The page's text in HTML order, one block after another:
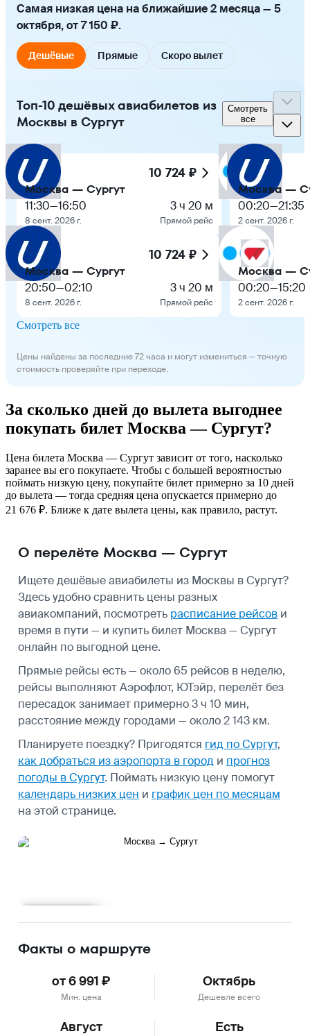
Самая низкая цена на ближайшие 2 месяца — 5
октября, от 7 150 ₽.
Дешёвые Прямые Скоро вылет
Топ-10 дешёвых авиабилетов из
Москвы в Сургут
Смотреть
все
10 724 ₽
Москва — Сургут
11:30—16:50
8 сент. 2026 г.
3 ч 20 м
Прямой рейс
10 724 ₽
Москва — Сургут
20:50—02:10
8 сент. 2026 г.
3 ч 20 м
Прямой рейс
Москва —
00:20—21:35
2 сент. 2026 г.
Москва —
00:20—15:20
2 сент. 2026 г.
Смотреть все
Цены найдены за последние 72 часа и могут измениться — точную
стоимость проверяйте при переходе.
За сколько дней до вылета выгоднее
покупать билет Москва — Сургут?
Цена билета Москва — Сургут зависит от того, насколько
заранее вы его покупаете. Чтобы с большей вероятностью
поймать низкую цену, покупайте билет примерно за 10 дней
до вылета — тогда средняя цена опускается примерно до
21 676 ₽. Ближе к дате вылета цены, как правило, растут.
О перелёте Москва — Сургут
Ищете дешёвые авиабилеты из Москвы в Сургут?
Здесь удобно сравнить цены разных
авиакомпаний, посмотреть расписание рейсов и
время в пути — и купить билет Москва — Сургут
онлайн по выгодной цене.
Прямые рейсы есть — около 65 рейсов в неделю,
рейсы выполняют Аэрофлот, ЮТэйр, перелёт без
пересадок занимает примерно 3 ч 10 мин,
расстояние между городами — около 2 143 км.
Планируете поездку? Пригодятся гид по Сургут,
как добраться из аэропорта в город и прогноз
погоды в Сургут. Поймать низкую цену помогут
календарь низких цен и график цен по месяцам
на этой странице.
Факты о маршруте
от 6 991 ₽
Мин. цена
Октябрь
Дешевле всего
Август Есть